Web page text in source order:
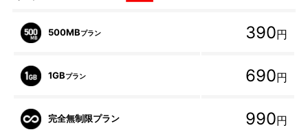
500MBプラン 390円
1GBプラン 690円
完全無制限プラン 990円